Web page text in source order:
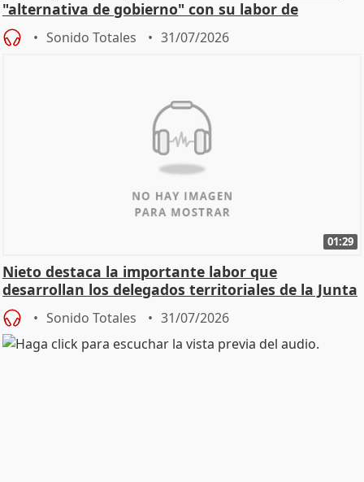
"alternativa de gobierno" con su labor de
oposición
Sonido Totales 31/07/2026
01:29
Nieto destaca la importante labor que
desarrollan los delegados territoriales de la Junta
Sonido Totales 31/07/2026